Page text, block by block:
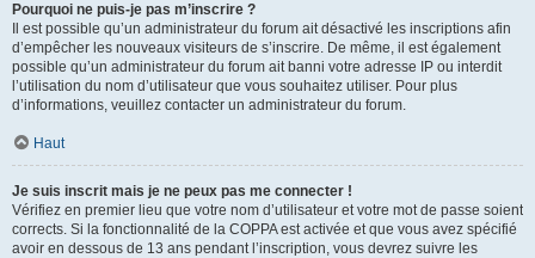
Pourquoi ne puis-je pas m’inscrire ?
Il est possible qu’un administrateur du forum ait désactivé les inscriptions afin
d’empêcher les nouveaux visiteurs de s’inscrire. De même, il est également
possible qu’un administrateur du forum ait banni votre adresse IP ou interdit
l’utilisation du nom d’utilisateur que vous souhaitez utiliser. Pour plus
d’informations, veuillez contacter un administrateur du forum.
Haut
Je suis inscrit mais je ne peux pas me connecter !
Vérifiez en premier lieu que votre nom d’utilisateur et votre mot de passe soient
corrects. Si la fonctionnalité de la COPPA est activée et que vous avez spécifié
avoir en dessous de 13 ans pendant l’inscription, vous devrez suivre les